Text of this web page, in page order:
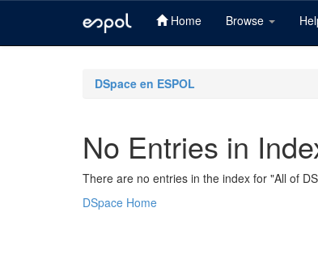
Home Browse
DSpace en ESPOL
No Entries in
There are no entries in the index for "All of
DSpace Home